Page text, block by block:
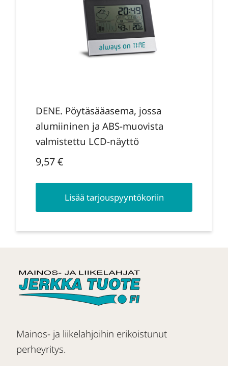
DENE. Pöytäsääasema, jossa
alumiininen ja ABS-muovista
valmistettu LCD-näyttö
9,57€
Lisää tarjouspyyntökoriin
Mainos- ja liikelahjoihin erikoistunut
perheyritys.